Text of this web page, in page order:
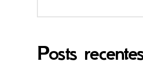
Posts